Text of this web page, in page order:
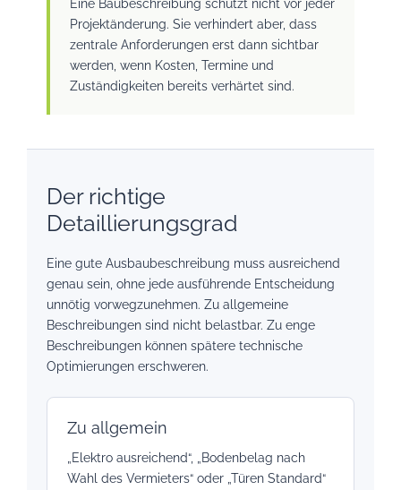
Eine Baubeschreibung schützt nicht vor jeder
Projektänderung. Sie verhindert aber, dass
zentrale Anforderungen erst dann sichtbar
werden, wenn Kosten, Termine und
Zuständigkeiten bereits verhärtet sind.
Der richtige
Detaillierungsgrad
Eine gute Ausbaubeschreibung muss ausreichend
genau sein, ohne jede ausführende Entscheidung
unnötig vorwegzunehmen. Zu allgemeine
Beschreibungen sind nicht belastbar. Zu enge
Beschreibungen können spätere technische
Optimierungen erschweren.
Zu allgemein
„Elektro ausreichend“, „Bodenbelag nach
Wahl des Vermieters“ oder „Türen Standard“